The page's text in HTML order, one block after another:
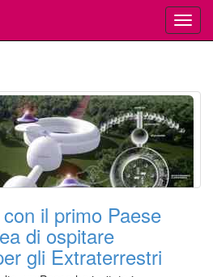
il primo Paese
di ospitare
gli Extraterrestri